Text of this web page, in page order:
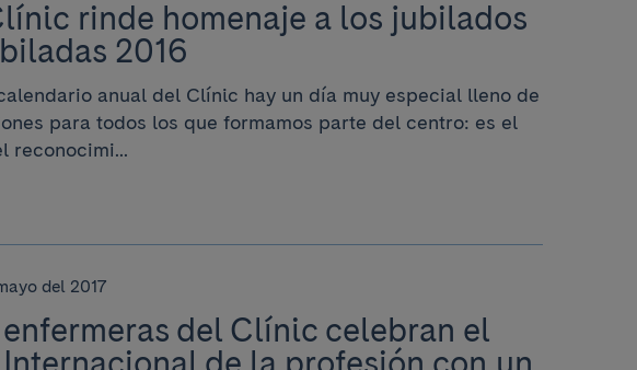
rinde homenaje a los jubilados
2016
anual del Clínic hay un día muy especial lleno de
para todos los que formamos parte del centro: es el
reconocimi...
del 2017
enfermeras del Clínic celebran el
de la profesión con un